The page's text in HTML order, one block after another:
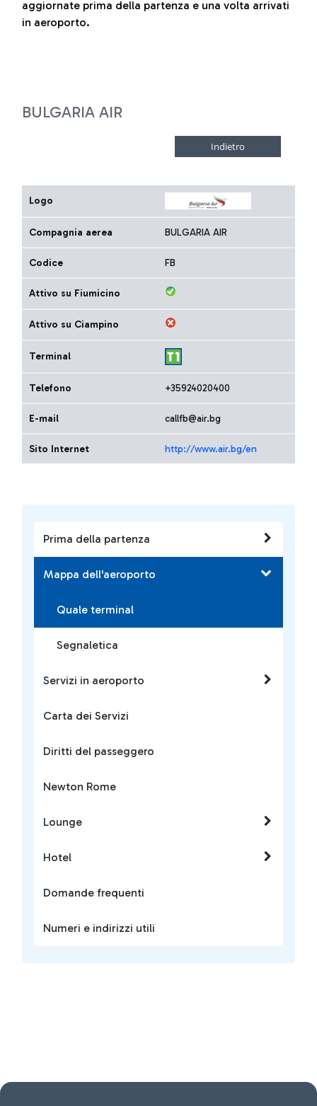
Prima della partenza
Mappa dell'aeroporto
Quale terminal
Segnaletica
Servizi in aeroporto
Carta dei Servizi
Diritti del passeggero
Newton Rome
Lounge
Hotel
Domande frequenti
Numeri e indirizzi utili
aggiornate prima della partenza e una volta arrivati
in aeroporto.
BULGARIA AIR
Logo
Compagnia aerea BULGARIA AIR
Codice FB
Attivo su Fiumicino
Attivo su Ciampino
Terminal
Telefono +35924020400
E-mail callfb@air.bg
Sito Internet http://www.air.bg/en